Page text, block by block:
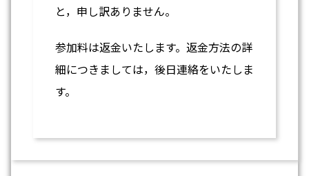
と，申し訳ありません。
参加料は返金いたします。返金方法の詳
細につきましては，後日連絡をいたしま
す。